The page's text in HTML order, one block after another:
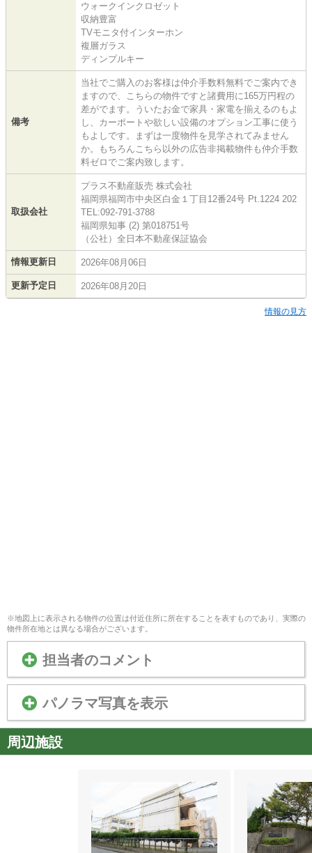
ウォークインクロゼット
収納豊富
TVモニタ付インターホン
複層ガラス
ディンプルキー
備考
当社でご購入のお客様は仲介手数料無料でご案内でき
ますので、こちらの物件ですと諸費用に165万円程の
差がでます。ういたお金で家具・家電を揃えるのもよ
し、カーポートや欲しい設備のオプション工事に使う
もよしです。まずは一度物件を見学されてみません
か。もちろんこちら以外の広告非掲載物件も仲介手数
料ゼロでご案内致します。
取扱会社
プラス不動産販売 株式会社
福岡県福岡市中央区白金１丁目12番24号 Pt.1224 202
TEL:092-791-3788
福岡県知事 (2) 第018751号
（公社）全日本不動産保証協会
情報更新日 2026年08月06日
更新予定日 2026年08月20日
情報の見方
※地図上に表示される物件の位置は付近住所に所在することを表すものであり、実際の
物件所在地とは異なる場合がございます。
担当者のコメント
パノラマ写真を表示
周辺施設